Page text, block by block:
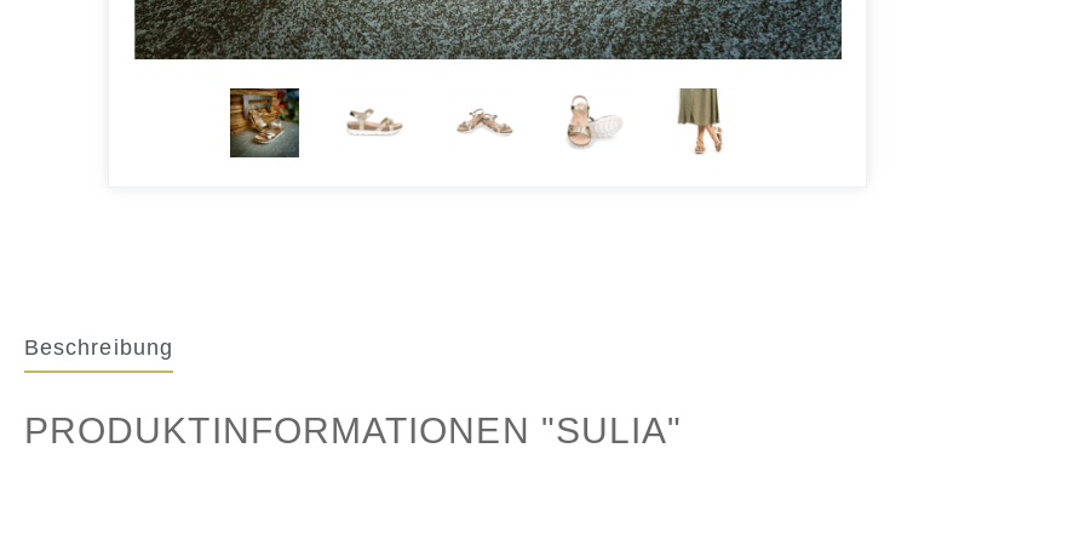
Beschreibung
PRODUKTINFORMATIONEN "SULIA"